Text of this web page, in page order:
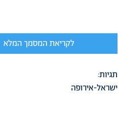
לקריאת המסמך המלא
תגיות:
ישראל-אירופה